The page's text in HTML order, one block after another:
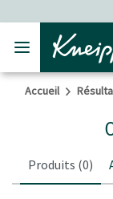
Sauter au contenu
Accueil
Produits (0)